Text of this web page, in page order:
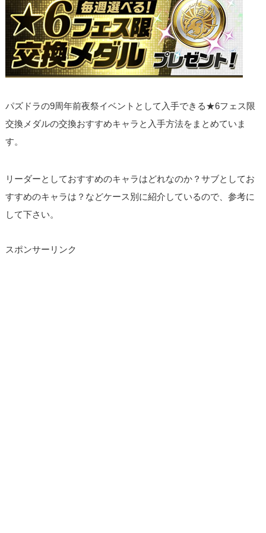
パズドラの9周年前夜祭イベントとして入手できる★6フェス限
交換メダルの交換おすすめキャラと入手方法をまとめていま
す。
リーダーとしておすすめのキャラはどれなのか？サブとしてお
すすめのキャラは？などケース別に紹介しているので、参考に
して下さい。
スポンサーリンク